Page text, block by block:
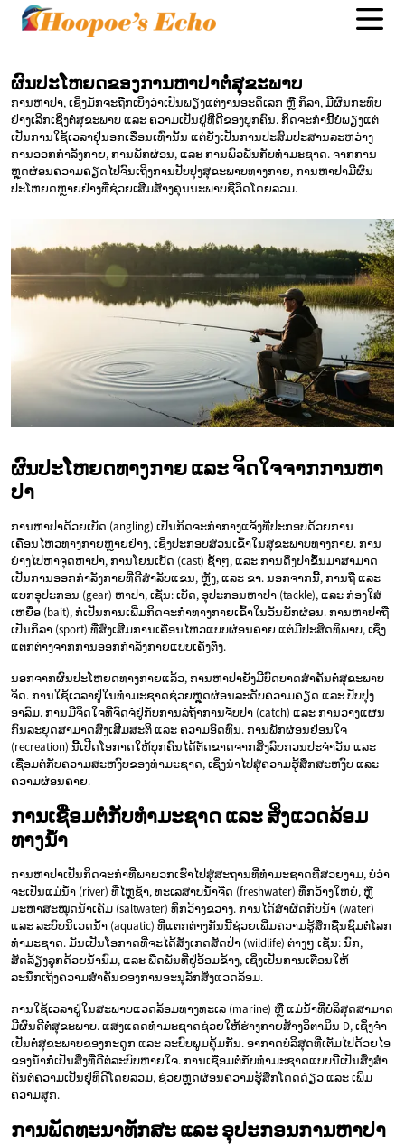
ຜົນປະໂຫຍດຂອງການຫາປາຕໍ່ສຸຂະພາບ
ການຫາປາ, ເຊິ່ງມັກຈະຖືກເບິ່ງວ່າເປັນພຽງແຕ່ງານອະດິເລກ ຫຼື ກິລາ, ມີຜົນກະທົບ
ຢ່າງເລິກເຊິ່ງຕໍ່ສຸຂະພາບ ແລະ ຄວາມເປັນຢູ່ທີ່ດີຂອງບຸກຄົນ. ກິດຈະກໍານີ້ບໍ່ພຽງແຕ່
ເປັນການໃຊ້ເວລາຢູ່ນອກເຮືອນເທົ່ານັ້ນ ແຕ່ຍັງເປັນການປະສົມປະສານລະຫວ່າງ
ການອອກກໍາລັງກາຍ, ການພັກຜ່ອນ, ແລະ ການພົວພັນກັບທໍາມະຊາດ. ຈາກການ
ຫຼຸດຜ່ອນຄວາມຄຽດໄປຈົນເຖິງການປັບປຸງສຸຂະພາບທາງກາຍ, ການຫາປາມີຜົນ
ປະໂຫຍດຫຼາຍຢ່າງທີ່ຊ່ວຍເສີມສ້າງຄຸນນະພາບຊີວິດໂດຍລວມ.
ຜົນປະໂຫຍດທາງກາຍ ແລະ ຈິດໃຈຈາກການຫາ
ປາ
ການຫາປາດ້ວຍເບັດ (angling) ເປັນກິດຈະກໍາກາງແຈ້ງທີ່ປະກອບດ້ວຍການ
ເຄື່ອນໄຫວທາງກາຍຫຼາຍຢ່າງ, ເຊິ່ງປະກອບສ່ວນເຂົ້າໃນສຸຂະພາບທາງກາຍ. ການ
ຍ່າງໄປຫາຈຸດຫາປາ, ການໂຍນເບັດ (cast) ຊ້ຳໆ, ແລະ ການດຶງປາຂຶ້ນມາສາມາດ
ເປັນການອອກກໍາລັງກາຍທີ່ດີສໍາລັບແຂນ, ຫຼັງ, ແລະ ຂາ. ນອກຈາກນີ້, ການຖື ແລະ
ແບກອຸປະກອນ (gear) ຫາປາ, ເຊັ່ນ: ເບັດ, ອຸປະກອນຫາປາ (tackle), ແລະ ກ່ອງໃສ່
ເຫຍື່ອ (bait), ກໍເປັນການເພີ່ມກິດຈະກໍາທາງກາຍເຂົ້າໃນວັນພັກຜ່ອນ. ການຫາປາຖື
ເປັນກິລາ (sport) ທີ່ສົ່ງເສີມການເຄື່ອນໄຫວແບບຜ່ອນຄາຍ ແຕ່ມີປະສິດທິພາບ, ເຊິ່ງ
ແຕກຕ່າງຈາກການອອກກໍາລັງກາຍແບບເຄັ່ງຕຶງ.
ນອກຈາກຜົນປະໂຫຍດທາງກາຍແລ້ວ, ການຫາປາຍັງມີບົດບາດສໍາຄັນຕໍ່ສຸຂະພາບ
ຈິດ. ການໃຊ້ເວລາຢູ່ໃນທໍາມະຊາດຊ່ວຍຫຼຸດຜ່ອນລະດັບຄວາມຄຽດ ແລະ ປັບປຸງ
ອາລົມ. ການມີຈິດໃຈທີ່ຈົດຈໍ່ຢູ່ກັບການລໍຖ້າການຈັບປາ (catch) ແລະ ການວາງແຜນ
ກົນລະຍຸດສາມາດສົ່ງເສີມສະຕິ ແລະ ຄວາມອົດທົນ. ການພັກຜ່ອນຢ່ອນໃຈ
(recreation) ນີ້ເປີດໂອກາດໃຫ້ບຸກຄົນໄດ້ຕັດຂາດຈາກສິ່ງລົບກວນປະຈໍາວັນ ແລະ
ເຊື່ອມຕໍ່ກັບຄວາມສະຫງົບຂອງທໍາມະຊາດ, ເຊິ່ງນໍາໄປສູ່ຄວາມຮູ້ສຶກສະຫງົບ ແລະ
ຄວາມຜ່ອນຄາຍ.
ການເຊື່ອມຕໍ່ກັບທໍາມະຊາດ ແລະ ສິ່ງແວດລ້ອມ
ທາງນໍ້າ
ການຫາປາເປັນກິດຈະກໍາທີ່ພາພວກເຮົາໄປສູ່ສະຖານທີ່ທໍາມະຊາດທີ່ສວຍງາມ, ບໍ່ວ່າ
ຈະເປັນແມ່ນໍ້າ (river) ທີ່ໄຫຼຊ້າ, ທະເລສາບນໍ້າຈືດ (freshwater) ທີ່ກວ້າງໃຫຍ່, ຫຼື
ມະຫາສະໝຸດນໍ້າເຄັມ (saltwater) ທີ່ກວ້າງຂວາງ. ການໄດ້ສຳຜັດກັບນໍ້າ (water)
ແລະ ລະບົບນິເວດນໍ້າ (aquatic) ທີ່ແຕກຕ່າງກັນນີ້ຊ່ວຍເພີ່ມຄວາມຮູ້ສຶກຊື່ນຊົມຕໍ່ໂລກ
ທໍາມະຊາດ. ມັນເປັນໂອກາດທີ່ຈະໄດ້ສັງເກດສັດປ່າ (wildlife) ຕ່າງໆ ເຊັ່ນ: ນົກ,
ສັດລ້ຽງລູກດ້ວຍນໍ້ານົມ, ແລະ ພືດພັນທີ່ຢູ່ອ້ອມຂ້າງ, ເຊິ່ງເປັນການເຕືອນໃຫ້
ລະນຶກເຖິງຄວາມສຳຄັນຂອງການອະນຸລັກສິ່ງແວດລ້ອມ.
ການໃຊ້ເວລາຢູ່ໃນສະພາບແວດລ້ອມທາງທະເລ (marine) ຫຼື ແມ່ນໍ້າທີ່ບໍລິສຸດສາມາດ
ມີຜົນດີຕໍ່ສຸຂະພາບ. ແສງແດດທໍາມະຊາດຊ່ວຍໃຫ້ຮ່າງກາຍສ້າງວິຕາມິນ D, ເຊິ່ງຈໍາ
ເປັນຕໍ່ສຸຂະພາບຂອງກະດູກ ແລະ ລະບົບພູມຄຸ້ມກັນ. ອາກາດບໍລິສຸດທີ່ເຕັມໄປດ້ວຍໄອ
ຂອງນໍ້າກໍ່ເປັນສິ່ງທີ່ດີຕໍ່ລະບົບຫາຍໃຈ. ການເຊື່ອມຕໍ່ກັບທໍາມະຊາດແບບນີ້ເປັນສິ່ງສໍາ
ຄັນຕໍ່ຄວາມເປັນຢູ່ທີ່ດີໂດຍລວມ, ຊ່ວຍຫຼຸດຜ່ອນຄວາມຮູ້ສຶກໂດດດ່ຽວ ແລະ ເພີ່ມ
ຄວາມສຸກ.
ການພັດທະນາທັກສະ ແລະ ອຸປະກອນການຫາປາ